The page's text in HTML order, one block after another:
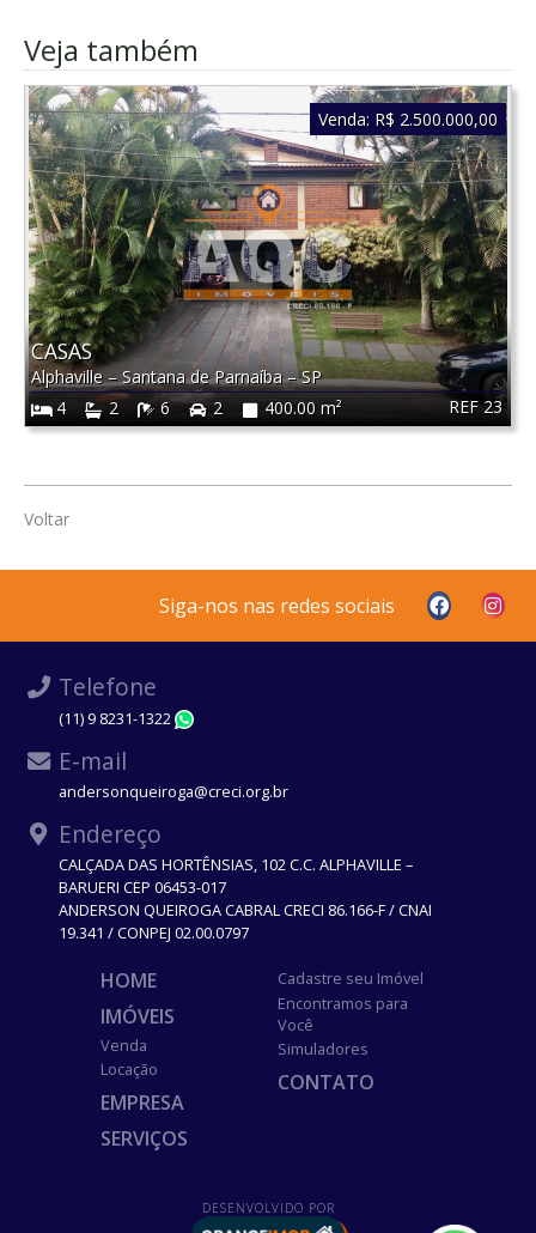
Veja também
REF 23
CASAS
Alphaville–Santana de Parnaíba –SP
4
2 6 2 400.00 m²
Venda: R$ 2.500.000,00
Voltar
Siga-nos nas redes sociais
Telefone
(11) 9 8231-1322
E-mail
andersonqueiroga@creci.org.br
Endereço
CALÇADA DAS HORTÊNSIAS, 102 C.C. ALPHAVILLE –
BARUERI CEP 06453-017
ANDERSON QUEIROGA CABRAL CRECI 86.166-F / CNAI
19.341 / CONPEJ 02.00.0797
HOME
IMÓVEIS
Venda
Locação
EMPRESA
SERVIÇOS
Cadastre seu Imóvel
Encontramos para
Você
Simuladores
CONTATO
DESENVOLVIDO POR